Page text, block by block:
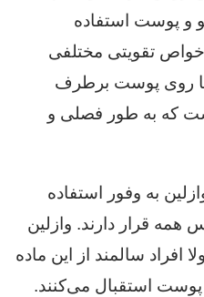
و پوست استفاده
تقویتی مختلفی
روی پوست برطرف
که به طور فصلی و
به وفور استفاده
قرار دارند. وازلین
افراد سالمند از این ماده
استقبال می‌کنند.